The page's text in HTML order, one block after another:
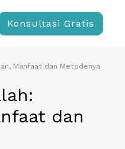
Konsultasi Gratis
Manfaat dan Metodenya
dan